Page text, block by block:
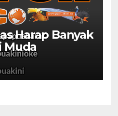
Harap Banyak
Muda